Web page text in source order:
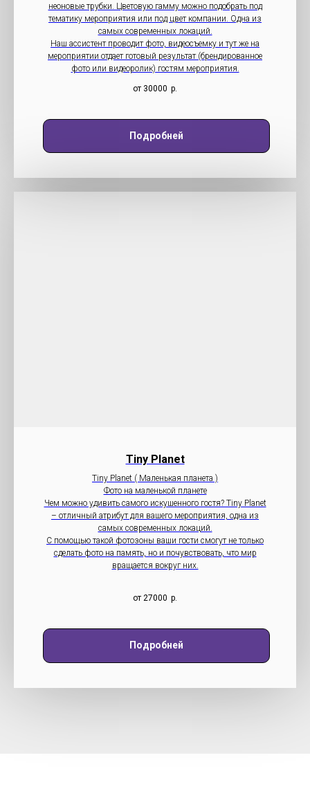
неоновые трубки. Цветовую гамму можно подобрать под
тематику мероприятия или под цвет компании. Одна из
самых современных локаций.
Наш ассистент проводит фото, видеосъемку и тут же на
мероприятии отдает готовый результат (брендированное
фото или видеоролик) гостям мероприятия.
от 30000 р.
Подробней
Tiny Planet
Tiny Planet ( Маленькая планета )
Фото на маленькой планете
Чем можно удивить самого искушенного гостя? Tiny Planet
– отличный атрибут для вашего мероприятия, одна из
самых современных локаций.
С помощью такой фотозоны ваши гости смогут не только
сделать фото на память, но и почувствовать, что мир
вращается вокруг них.
от 27000 р.
Подробней